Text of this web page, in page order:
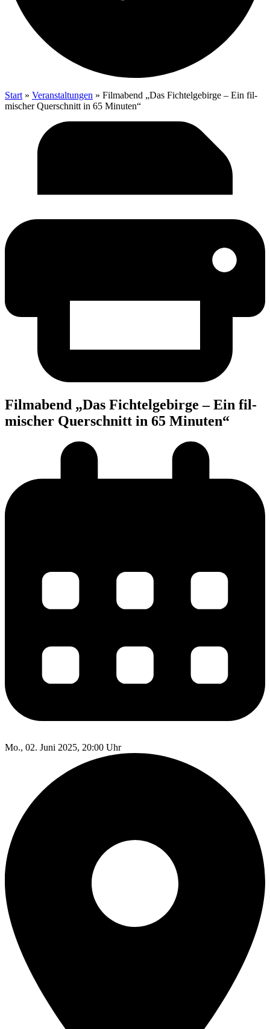
Start » Veranstaltungen » Film­abend „Das Fich­tel­ge­bir­ge – Ein fil­
mi­scher Quer­schnitt in 65 Minuten“
Film­abend „Das Fich­tel­ge­bir­ge – Ein fil­
mi­scher Quer­schnitt in 65 Minuten“
Mo., 02. Juni 2025, 20:00 Uhr